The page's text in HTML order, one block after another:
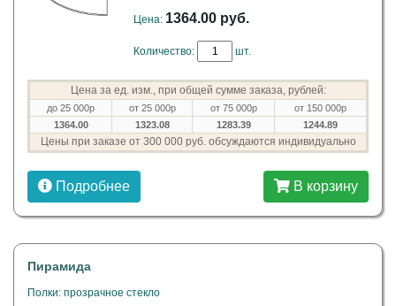
Цена: 1364.00 руб.
Количество: шт.
Цена за ед. изм., при общей сумме заказа, рублей:
до 25 000р от 25 000р от 75 000р
от 150 000р
1364.00
1323.08 1283.39 1244.89
Цены при заказе от 300 000 руб. обсуждаются индивидуально
Подробнее В корзину
Пирамида
Полки: прозрачное стекло